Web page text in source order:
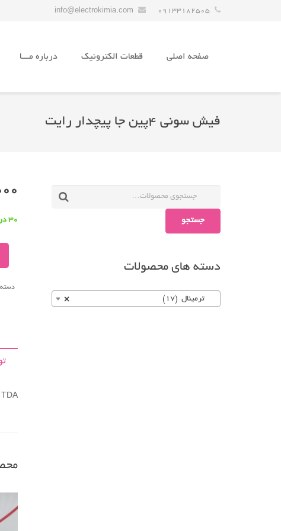
09133182505
info@electrokimia.com
صفحه اصلی قطعات الکترونیک درباره مـــا
فیش سونی ۴پین جا پیچدار رایت
30 در انبار
سونی
TDA
جستجو
دسته های محصولات
× ترمینال (17)